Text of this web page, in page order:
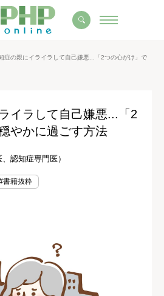
症の親にイライラして自己嫌悪...「2つの心がけ」で
イラして自己嫌悪...「2
やかに過ごす方法
認知症専門医）
書籍抜粋